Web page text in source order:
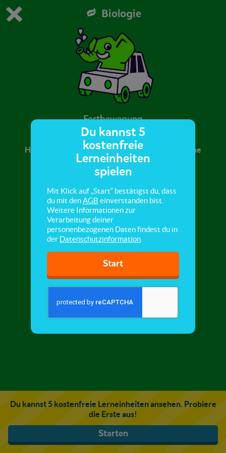
Du spielst die kostenfreie Testversion von scoyo.
Jetzt bestellen
0 1
Biologie
Fortbewegung
Hier erfährst du, wie Säugetiere an verschiedene
Arten der Fortbewegung angepasst sind.
Du kannst 5 kostenfreie Lerneinheiten ansehen. Probiere
die Erste aus!
Starten
Du kannst 5
kostenfreie
Lerneinheiten
spielen
Mit Klick auf „Start“ bestätigst du, dass
du mit denAGB einverstanden bist.
Weitere Informationen zur
Verarbeitung deiner
personenbezogenen Daten findest du in
der Datenschutzinformation
Start